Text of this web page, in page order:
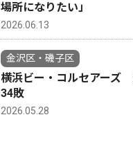
場所になりたい」
2026.06.13
金沢区・磯子区
横浜ビー・コルセアーズ
34敗
2026.05.28